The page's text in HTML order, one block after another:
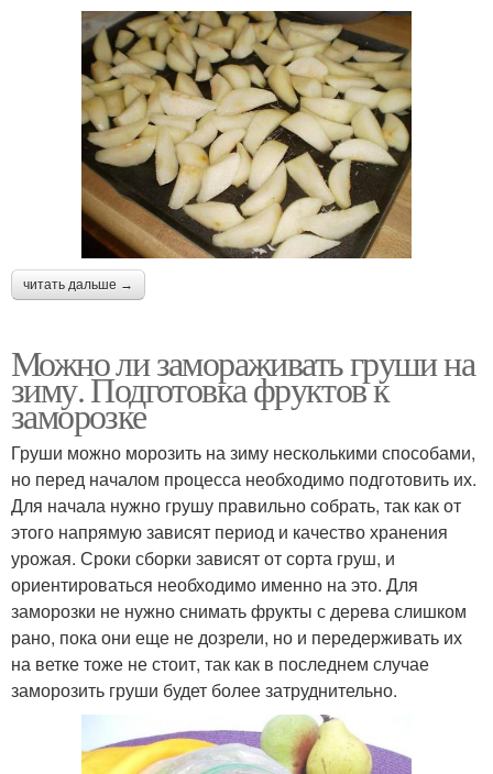
читать дальше →
Можно ли замораживать груши на
зиму. Подготовка фруктов к
заморозке
Груши можно морозить на зиму несколькими способами,
но перед началом процесса необходимо подготовить их.
Для начала нужно грушу правильно собрать, так как от
этого напрямую зависят период и качество хранения
урожая. Сроки сборки зависят от сорта груш, и
ориентироваться необходимо именно на это. Для
заморозки не нужно снимать фрукты с дерева слишком
рано, пока они еще не дозрели, но и передерживать их
на ветке тоже не стоит, так как в последнем случае
заморозить груши будет более затруднительно.